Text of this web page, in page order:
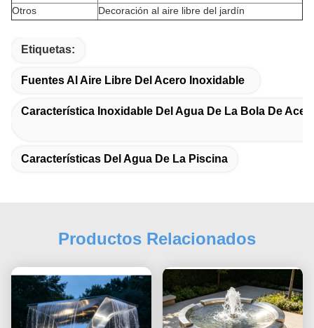
Otros
Decoración al aire libre del jardín
Etiquetas:
Fuentes Al Aire Libre Del Acero Inoxidable
Característica Inoxidable Del Agua De La Bola De
Características Del Agua De La Piscina
Productos Relacionados